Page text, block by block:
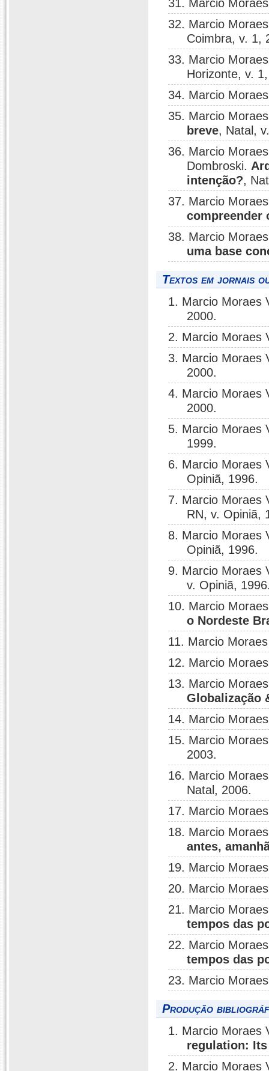
31. Marcio
32. Marcio
Coimbra, v. 1,
33. Marcio
Horizonte, v.
34. Marcio
35. Marcio
breve, Natal,
36. Marcio
Dombroski.
intenção?,
37. Marcio
compreender
38. Marcio
uma base
Textos em jornais
1. Marcio Moraes
2000.
2. Marcio Moraes
3. Marcio Moraes
2000.
4. Marcio Moraes
2000.
5. Marcio Moraes
1999.
6. Marcio Moraes
Opiniã, 1996.
7. Marcio Moraes
RN, v. Opiniã,
8. Marcio Moraes
Opiniã, 1996.
9. Marcio Moraes
v. Opiniã,
10. Marcio
o Nordeste
11. Marcio
12. Marcio
13. Marcio
Globalização
14. Marcio
15. Marcio
2003.
16. Marcio
Natal, 2006.
17. Marcio
18. Marcio
antes,
19. Marcio
20. Marcio
21. Marcio
tempos das
22. Marcio
tempos das
23. Marcio
Produção
1. Marcio Moraes
regulation:
2. Marcio Moraes